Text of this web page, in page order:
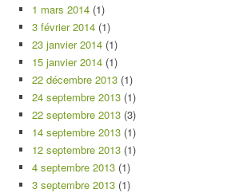
1 mars 2014 (1)
3 février 2014 (1)
23 janvier 2014 (1)
15 janvier 2014 (1)
22 décembre 2013 (1)
24 septembre 2013 (1)
22 septembre 2013 (3)
14 septembre 2013 (1)
12 septembre 2013 (1)
4 septembre 2013 (1)
3 septembre 2013 (1)